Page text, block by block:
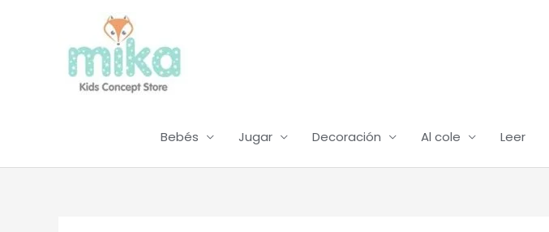
Bebés Jugar Decoración Al cole Leer